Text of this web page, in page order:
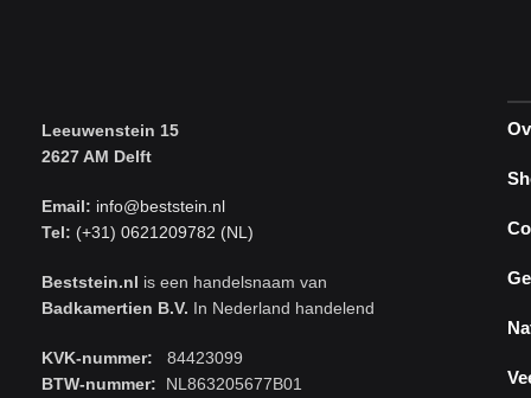
Leeuwenstein 15
2627 AM Delft
Email: info@beststein.nl
Tel: (+31) 0621209782 (NL)
Beststein.nl is een handelsnaam van
Badkamertien B.V. In Nederland handelend
KVK-nummer: 84423099
BTW-nummer: NL863205677B01